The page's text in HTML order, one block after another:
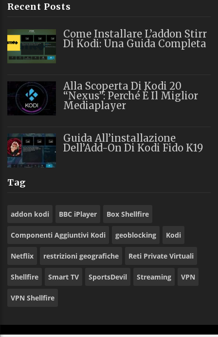
Recent Posts
Come Installare L’addon Stirr
Di Kodi: Una Guida Completa
Alla Scoperta Di Kodi 20
“Nexus”: Perché È Il Miglior
Mediaplayer
Guida All’installazione
Dell’Add-On Di Kodi Fido K19
Tag
addon kodi BBC iPlayer Box Shellfire
Componenti Aggiuntivi Kodi geoblocking Kodi
Netflix restrizioni geografiche Reti Private Virtuali
Shellfire Smart TV SportsDevil Streaming VPN
VPN Shellfire